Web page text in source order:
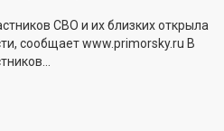
СВО и их близких открыла
сообщает www.primorsky.ru В